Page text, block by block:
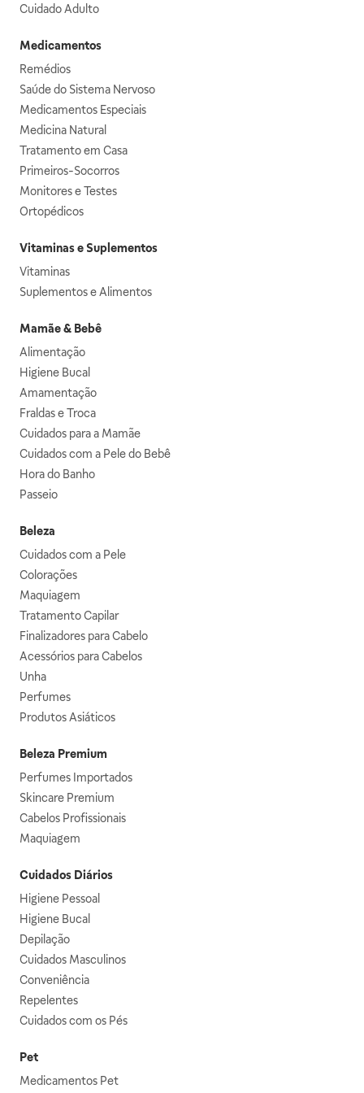
Cuidado Adulto
Medicamentos
Remédios
Saúde do Sistema Nervoso
Medicamentos Especiais
Medicina Natural
Tratamento em Casa
Primeiros-Socorros
Monitores e Testes
Ortopédicos
Vitaminas e Suplementos
Vitaminas
Suplementos e Alimentos
Mamãe & Bebê
Alimentação
Higiene Bucal
Amamentação
Fraldas e Troca
Cuidados para a Mamãe
Cuidados com a Pele do Bebê
Hora do Banho
Passeio
Beleza
Cuidados com a Pele
Colorações
Maquiagem
Tratamento Capilar
Finalizadores para Cabelo
Acessórios para Cabelos
Unha
Perfumes
Produtos Asiáticos
Beleza Premium
Perfumes Importados
Skincare Premium
Cabelos Profissionais
Maquiagem
Cuidados Diários
Higiene Pessoal
Higiene Bucal
Depilação
Cuidados Masculinos
Conveniência
Repelentes
Cuidados com os Pés
Pet
Medicamentos Pet